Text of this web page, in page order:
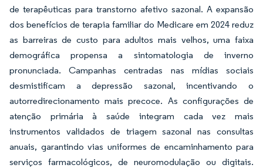
de terapêuticas para transtorno afetivo sazonal. A expansão
dos benefícios de terapia familiar do Medicare em 2024 reduz
as barreiras de custo para adultos mais velhos, uma faixa
demográfica propensa a sintomatologia de inverno
pronunciada. Campanhas centradas nas mídias sociais
desmistificam a depressão sazonal, incentivando o
autorredirecionamento mais precoce. As configurações de
atenção primária à saúde integram cada vez mais
instrumentos validados de triagem sazonal nas consultas
anuais, garantindo vias uniformes de encaminhamento para
serviços farmacológicos, de neuromodulação ou digitais.